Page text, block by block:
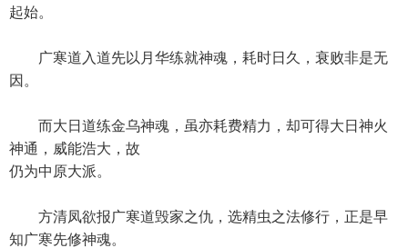
起始。
广寒道入道先以月华练就神魂，耗时日久，衰败非是无
因。
而大日道练金乌神魂，虽亦耗费精力，却可得大日神火
神通，威能浩大，故
仍为中原大派。
方清凤欲报广寒道毁家之仇，选精虫之法修行，正是早
知广寒先修神魂。